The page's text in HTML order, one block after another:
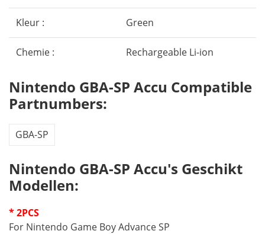
Kleur : Green
Chemie : Rechargeable Li-ion
Nintendo GBA-SP Accu Compatible
Partnumbers:
GBA-SP
Nintendo GBA-SP Accu's Geschikt
Modellen:
* 2PCS
For Nintendo Game Boy Advance SP